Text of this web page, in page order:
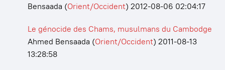
Bensaada (Orient/Occident) 2012-08-06 02:04:17
Le génocide des Chams, musulmans du Cambodge
Ahmed Bensaada (Orient/Occident) 2011-08-13
13:28:58